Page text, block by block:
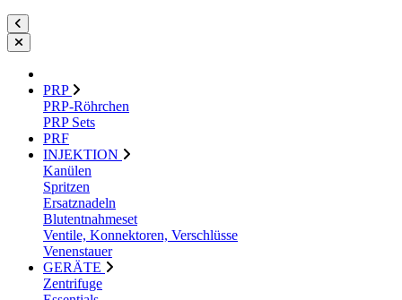
PRP
PRP-Röhrchen
PRP Sets
PRF
INJEKTION
Kanülen
Spritzen
Ersatznadeln
Blutentnahmeset
Ventile, Konnektoren, Verschlüsse
Venenstauer
GERÄTE
Zentrifuge